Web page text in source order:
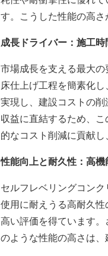
す。こうした性能の高さ
成長ドライバー：施工
市場成長を支える最大
床仕上げ工程を簡素化
実現し、建設コストの
収益に直結するため、
的なコスト削減に貢献し
性能向上と耐久性：高
セルフレベリングコン
使用に耐えうる高耐久
高い評価を得ています
のような性能の高さは